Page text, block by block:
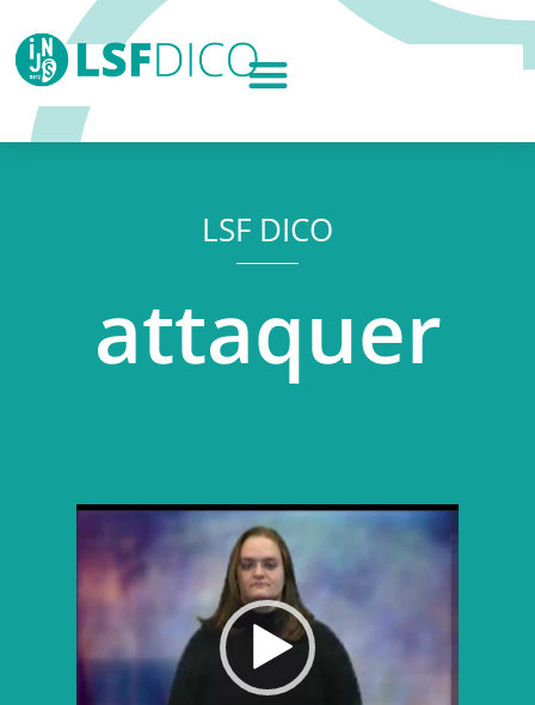
LSF DICO
attaquer
Lecteur
vidéo